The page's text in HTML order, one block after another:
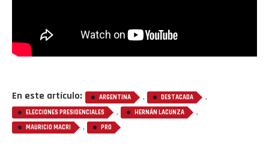
En este artículo: ARGENTINA , DESTACADA ,
ELECCIONES PRESIDENCIALES , HERNÁN LACUNZA ,
MAURICIO MACRI , PRO